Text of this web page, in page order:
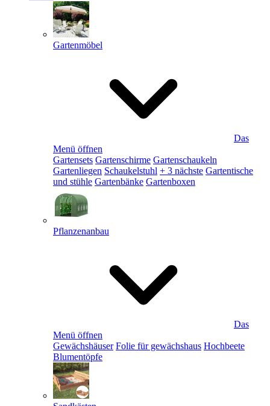
Gartenmöbel
Das
Menü öffnen
Gartensets Gartenschirme Gartenschaukeln
Gartenliegen Schaukelstuhl + 3 nächste Gartentische
und stühle Gartenbänke Gartenboxen
Pflanzenanbau
Das
Menü öffnen
Gewächshäuser Folie für gewächshaus Hochbeete
Blumentöpfe